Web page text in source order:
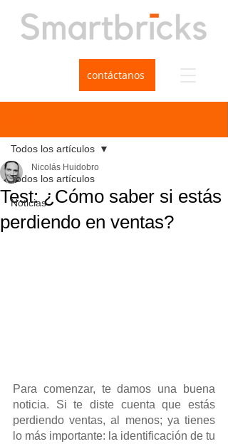
contáctanos
Todos los artículos
Noticias
Todos los artículos
Test: ¿Cómo saber si estás
perdiendo en ventas?
Nicolás Huidobro
Para comenzar, te damos una buena
noticia. Si te diste cuenta que estás
perdiendo ventas, al menos; ya tienes
lo más importante: la identificación de tu